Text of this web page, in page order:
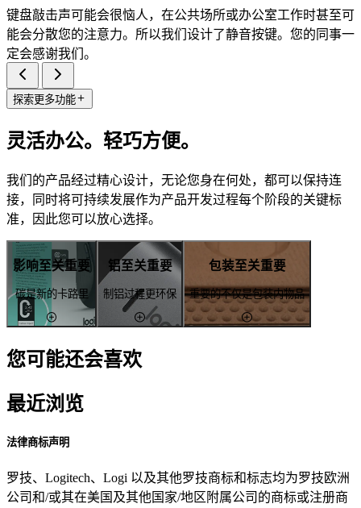
键盘敲击声可能会很恼人，在公共场所或办公室工作时甚至可
能会分散您的注意力。所以我们设计了静音按键。您的同事一
定会感谢我们。
探索更多功能
灵活办公。轻巧方便。
我们的产品经过精心设计，无论您身在何处，都可以保持连
接，同时将可持续发展作为产品开发过程每个阶段的关键标
准，因此您可以放心选择。
影响至关重要
碳是新的卡路里
铝至关重要
制铝过程更环保
包装至关重要
重要的不仅是包装内物品
您可能还会喜欢
最近浏览
法律商标声明
罗技、Logitech、Logi 以及其他罗技商标和标志均为罗技欧洲
公司和/或其在美国及其他国家/地区附属公司的商标或注册商